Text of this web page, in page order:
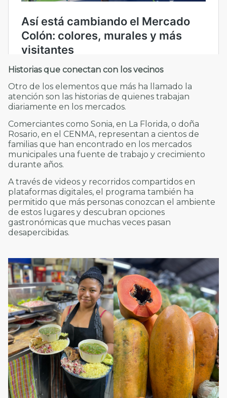
Historias que conectan con los vecinos
Otro de los elementos que más ha llamado la
atención son las historias de quienes trabajan
diariamente en los mercados.
Comerciantes como Sonia, en La Florida, o doña
Rosario, en el CENMA, representan a cientos de
familias que han encontrado en los mercados
municipales una fuente de trabajo y crecimiento
durante años.
A través de videos y recorridos compartidos en
plataformas digitales, el programa también ha
permitido que más personas conozcan el ambiente
de estos lugares y descubran opciones
gastronómicas que muchas veces pasan
desapercibidas.